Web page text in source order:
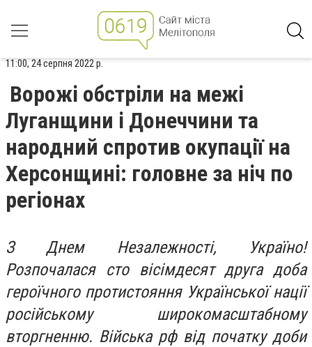
11:00, 24 серпня 2022 р.
Ворожі обстріли на межі
Луганщини і Донеччини та
народний спротив окупації на
Херсонщині: головне за ніч по
регіонах
З Днем Незалежності, Україно!
Розпочалася сто вісімдесят друга доба
героїчного протистояння Української нації
російському широкомасштабному
вторгненню. Війська рф від початку доби